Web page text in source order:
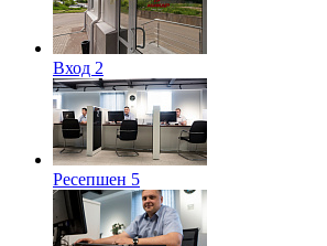
Вход 2
Ресепшен 5